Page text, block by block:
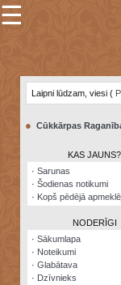
×
Šodienas
notikumi
Visatcera
almanahs
☰
Laipni lūdzam, viesi (
● Cūkkārpas
KAS JAUNS?
·Sarunas
·Šodienas notikumi
· Kopš pēdējā
NODERĪGI
·Sākumlapa
· Noteikumi
·Glabātava
· Dzīvnieks